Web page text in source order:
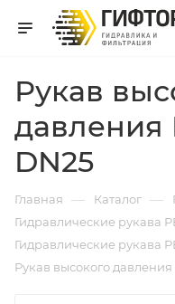
Рукав
давления
DN25
Главная — Каталог —
Гидравлические рукава
Гидравлические рукава
Рукав высокого